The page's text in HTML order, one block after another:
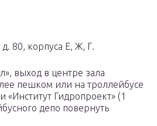
80, корпуса Е, Ж, Г.
выход в центре зала
пешком или на троллейбусе
«Институт Гидропроект» (1
депо повернуть